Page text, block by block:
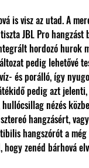
is visz az utad. A
JBL Pro hangzást
hordozó hurok
pedig lehetővé
és porálló, így
pedig azt
nézés
hangzásért,
hangszórót a
zenéd bárhová